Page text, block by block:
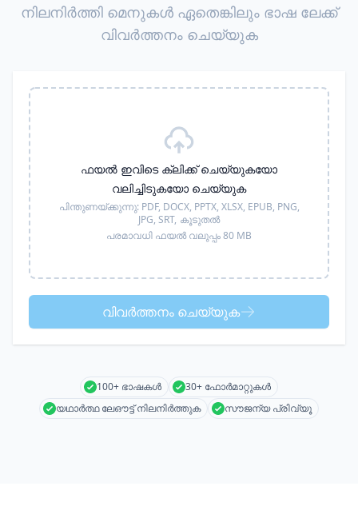
നിലനിർത്തി മെനുകൾ ഏതെങ്കിലും ഭാഷ ലേക്ക്
വിവർത്തനം ചെയ്യുക
ഫയൽ ഇവിടെ ക്ലിക്ക് ചെയ്യുകയോ
വലിച്ചിടുകയോ ചെയ്യുക
പിന്തുണയ്ക്കുന്നു: PDF, DOCX, PPTX, XLSX, EPUB, PNG,
JPG, SRT, കൂടുതൽ
പരമാവധി ഫയൽ വലുപ്പം 80 MB
വിവർത്തനം ചെയ്യുക
100+ ഭാഷകൾ
30+ ഫോർമാറ്റുകൾ
യഥാർത്ഥ ലേഔട്ട് നിലനിർത്തുക
സൗജന്യ പ്രിവ്യൂ